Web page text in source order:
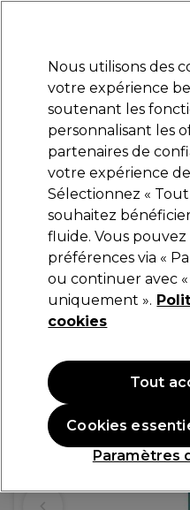
Marques Bons plans
lire
Dyson Professional
Dyson Professional
Wavy Céramique
549,00 €
Nous utilisons des
votre expérience
soutenant les
personnalisant les
partenaires de
votre expérience
Sélectionnez «
souhaitez
fluide. Vous
préférences via «
ou continuer avec «
uniquement ».
cookies
Paramètres
Cookies
Tout